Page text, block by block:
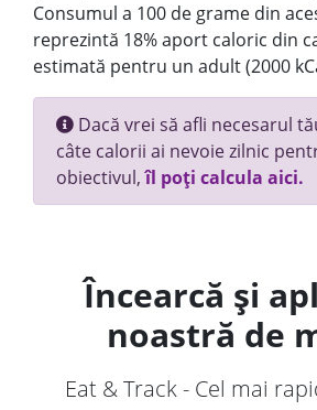
Consumul a 100 de grame din
reprezintă 18% aport caloric din
estimată pentru un adult (2000
Dacă vrei să afli necesarul
câte calorii ai nevoie zilnic
obiectivul,îl poți calcula aici.
Încearcă și
noastră de
Eat & Track - Cel mai